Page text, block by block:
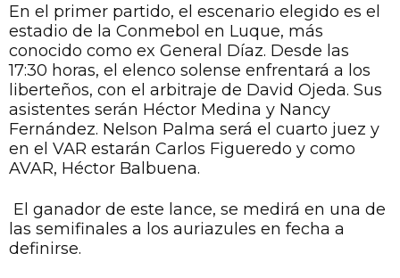
En el primer partido, el escenario elegido es el
estadio de la Conmebol en Luque, más
conocido como ex General Díaz. Desde las
17:30 horas, el elenco solense enfrentará a los
liberteños, con el arbitraje de David Ojeda. Sus
asistentes serán Héctor Medina y Nancy
Fernández. Nelson Palma será el cuarto juez y
en el VAR estarán Carlos Figueredo y como
AVAR, Héctor Balbuena.
El ganador de este lance, se medirá en una de
las semifinales a los auriazules en fecha a
definirse.